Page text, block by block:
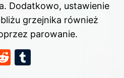
Dodatkowo, ustawienie
grzejnika również
parowanie.
R